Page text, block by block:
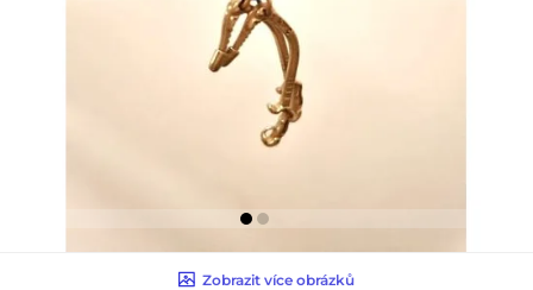
Zobrazit více obrázků